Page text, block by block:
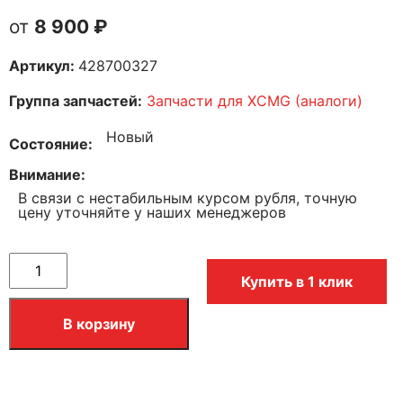
8 900 ₽
Артикул: 428700327
Группа запчастей: Запчасти для XCMG (аналоги)
Состояние Новый
Внимание
В связи с нестабильным курсом рубля, точную
цену уточняйте у наших менеджеров
В корзину
Купить в 1 клик